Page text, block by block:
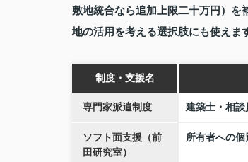
敷地統合なら追加上限二十万円）を
地の活用を考える選択肢にも使えま
制度・支援名
専門家派遣制度 建築士・相
ソフト面支援（前
田研究室）
所有者への